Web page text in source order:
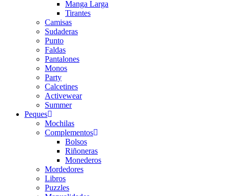
Manga Larga
Tirantes
Camisas
Sudaderas
Punto
Faldas
Pantalones
Monos
Party
Calcetines
Activewear
Summer
Peques
Mochilas
Complementos
Bolsos
Riñoneras
Monederos
Mordedores
Libros
Puzzles